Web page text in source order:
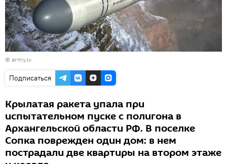
© army.lv
Подписаться
Крылатая ракета упала при
испытательном пуске с полигона в
Архангельской области РФ. В поселке
Сопка поврежден один дом: в нем
пострадали две квартиры на втором этаже